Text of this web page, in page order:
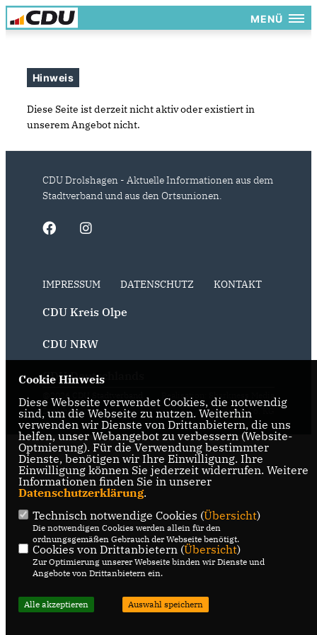
MENÜ
Hinweis
Diese Seite ist derzeit nicht aktiv oder existiert in
unserem Angebot nicht.
CDU Drolshagen - Aktuelle Informationen aus dem
Stadtverband und aus den Ortsunionen.
IMPRESSUM DATENSCHUTZ KONTAKT
CDU Kreis Olpe
CDU NRW
CDU Deutschlands
@2026 CDU Stadtverband
Drolshagen
Alle Rechte vorbehalten.
Realisation: Sharkness Media
GmbH & Co. KG
Cookie Hinweis
Diese Webseite verwendet Cookies, die notwendig
sind, um die Webseite zu nutzen. Weiterhin
verwenden wir Dienste von Drittanbietern, die uns
helfen, unser Webangebot zu verbessern (Website-
Optmierung). Für die Verwendung bestimmter
Dienste, benötigen wir Ihre Einwilligung. Ihre
Einwilligung können Sie jederzeit widerrufen. Weitere
Informationen finden Sie in unserer
Datenschutzerklärung.
Technisch notwendige Cookies (Übersicht)
Die notwendigen Cookies werden allein für den
ordnungsgemäßen Gebrauch der Webseite benötigt.
Cookies von Drittanbietern (Übersicht)
Zur Optimierung unserer Webseite binden wir Dienste und
Angebote von Drittanbietern ein.
Alle akzeptieren Auswahl speichern